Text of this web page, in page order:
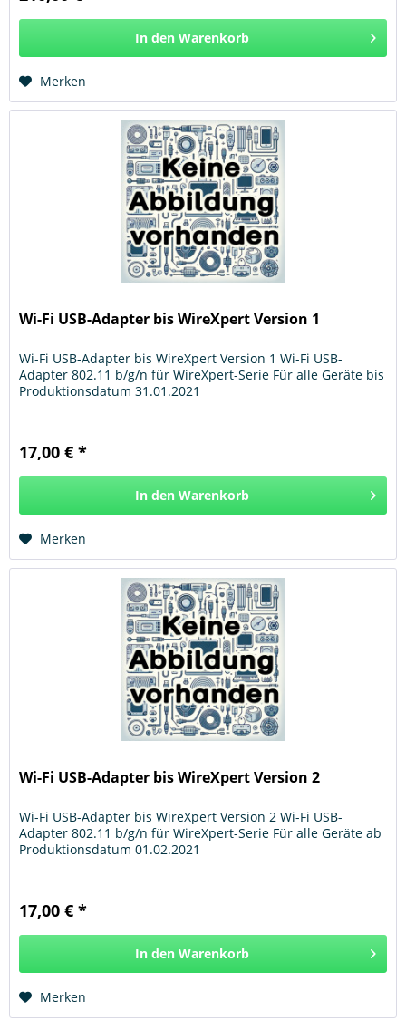
In den Warenkorb
Merken
Wi-Fi USB-Adapter bis WireXpert Version 1
Wi-Fi USB-Adapter bis WireXpert Version 1 Wi-Fi USB-
Adapter 802.11 b/g/n für WireXpert-Serie Für alle Geräte bis
Produktionsdatum 31.01.2021
17,00 € *
In den Warenkorb
Merken
Wi-Fi USB-Adapter bis WireXpert Version 2
Wi-Fi USB-Adapter bis WireXpert Version 2 Wi-Fi USB-
Adapter 802.11 b/g/n für WireXpert-Serie Für alle Geräte ab
Produktionsdatum 01.02.2021
17,00 € *
In den Warenkorb
Merken